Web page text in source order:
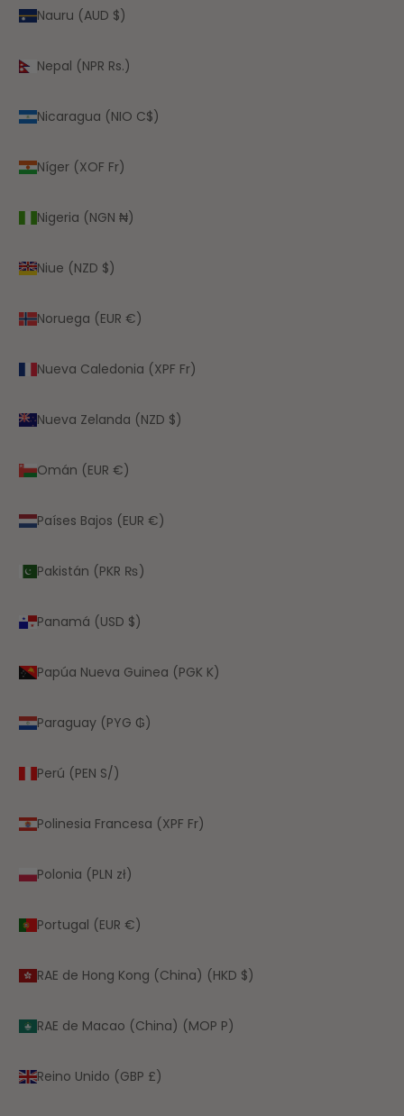
Nauru (AUD $)
Nepal (NPR Rs.)
Nicaragua (NIO C$)
Níger (XOF Fr)
Nigeria (NGN ₦)
Niue (NZD $)
Noruega (EUR €)
Nueva Caledonia (XPF Fr)
Nueva Zelanda (NZD $)
Omán (EUR €)
Países Bajos (EUR €)
Pakistán (PKR ₨)
Panamá (USD $)
Papúa Nueva Guinea (PGK K)
Paraguay (PYG ₲)
Perú (PEN S/)
Polinesia Francesa (XPF Fr)
Polonia (PLN zł)
Portugal (EUR €)
RAE de Hong Kong (China) (HKD $)
RAE de Macao (China) (MOP P)
Reino Unido (GBP £)